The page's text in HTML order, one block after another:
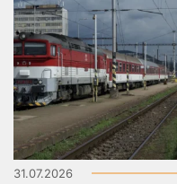
31.07.2026